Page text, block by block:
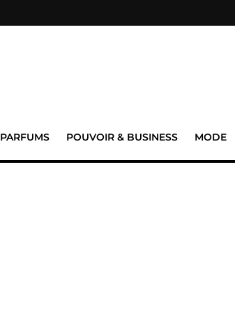
PARFUMS POUVOIR & BUSINESS MODE